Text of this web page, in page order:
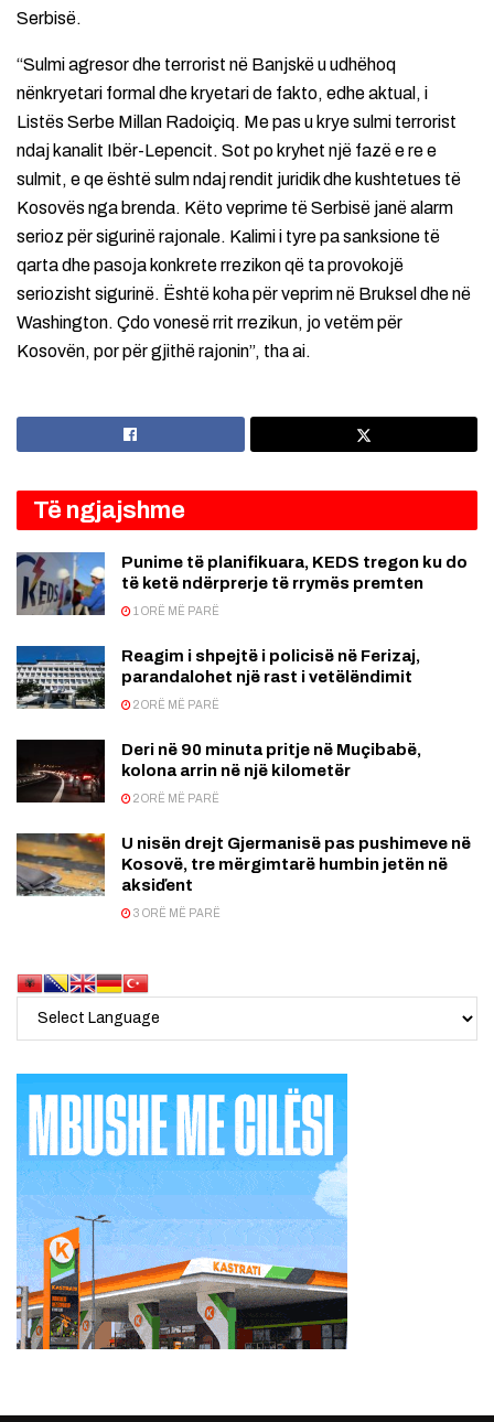
Serbisë.
“Sulmi agresor dhe terrorist në Banjskë u udhëhoq
nënkryetari formal dhe kryetari de fakto, edhe aktual, i
Listës Serbe Millan Radoiçiq. Me pas u krye sulmi terrorist
ndaj kanalit Ibër-Lepencit. Sot po kryhet një fazë e re e
sulmit, e qe është sulm ndaj rendit juridik dhe kushtetues të
Kosovës nga brenda. Këto veprime të Serbisë janë alarm
serioz për sigurinë rajonale. Kalimi i tyre pa sanksione të
qarta dhe pasoja konkrete rrezikon që ta provokojë
seriozisht sigurinë. Është koha për veprim në Bruksel dhe në
Washington. Çdo vonesë rrit rrezikun, jo vetëm për
Kosovën, por për gjithë rajonin”, tha ai.
Të ngjajshme
Punime të planifikuara, KEDS tregon ku do
të ketë ndërprerje të rrymës premten
1 ORË MË PARË
Reagim i shpejtë i policisë në Ferizaj,
parandalohet një rast i vetëlëndimit
2 ORË MË PARË
Deri në 90 minuta pritje në Muçibabë,
kolona arrin në një kilometër
2 ORË MË PARË
U nisën drejt Gjermanisë pas pushimeve në
Kosovë, tre mërgimtarë humbin jetën në
aksiďent
3 ORË MË PARË